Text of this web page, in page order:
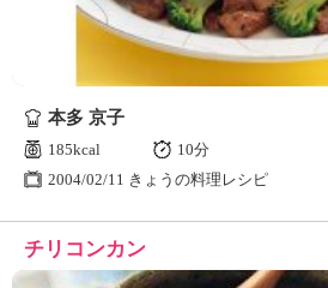
本多 京子
185kcal
10分
2004/02/11 きょうの料理レシピ
チリコンカン